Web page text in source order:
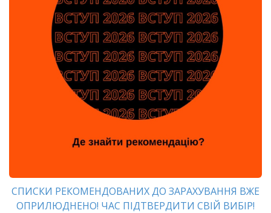
СПИСКИ РЕКОМЕНДОВАНИХ ДО ЗАРАХУВАННЯ ВЖЕ
ОПРИЛЮДНЕНО! ЧАС ПІДТВЕРДИТИ СВІЙ ВИБІР!